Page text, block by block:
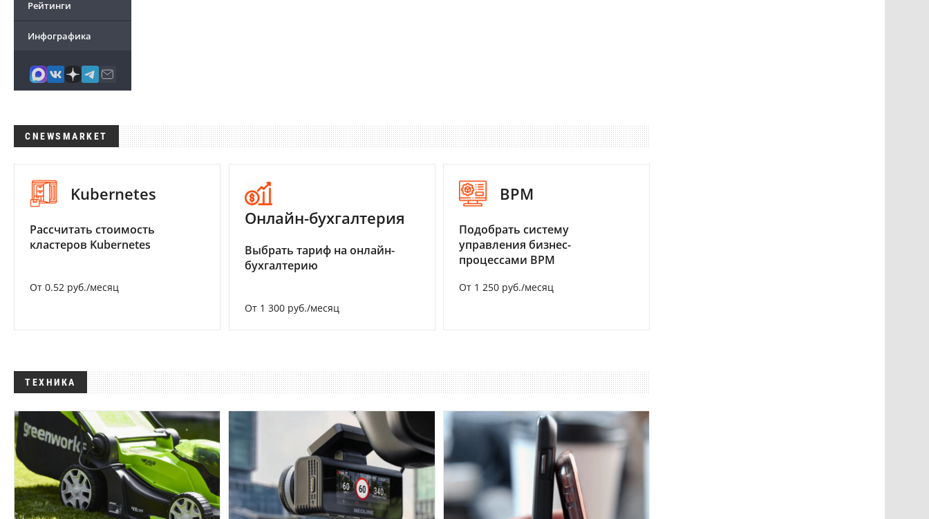
Рейтинги
Инфографика
CNEWSMARKET
Kubernetes
Рассчитать стоимость
кластеров Kubernetes
От 0.52 руб./месяц
Онлайн-бухгалтерия
Выбрать тариф на онлайн-
бухгалтерию
От 1 300 руб./месяц
BPM
Подобрать систему
управления бизнес-
процессами BPM
От 1 250 руб./месяц
ТЕХНИКА